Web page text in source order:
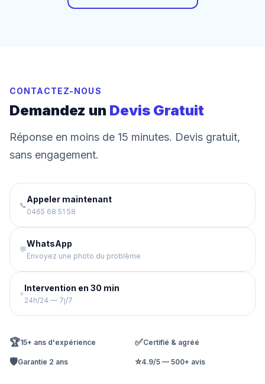
CONTACTEZ-NOUS
Demandez un Devis Gratuit
Réponse en moins de 15 minutes. Devis gratuit,
sans engagement.
📞
Appeler maintenant
0465 68 51 58
💬
WhatsApp
Envoyez une photo du problème
⚡
Intervention en 30 min
24h/24 — 7j/7
🏆15+ ans d'expérience ✅Certifié & agréé
🛡️Garantie 2 ans ⭐4.9/5 — 500+ avis